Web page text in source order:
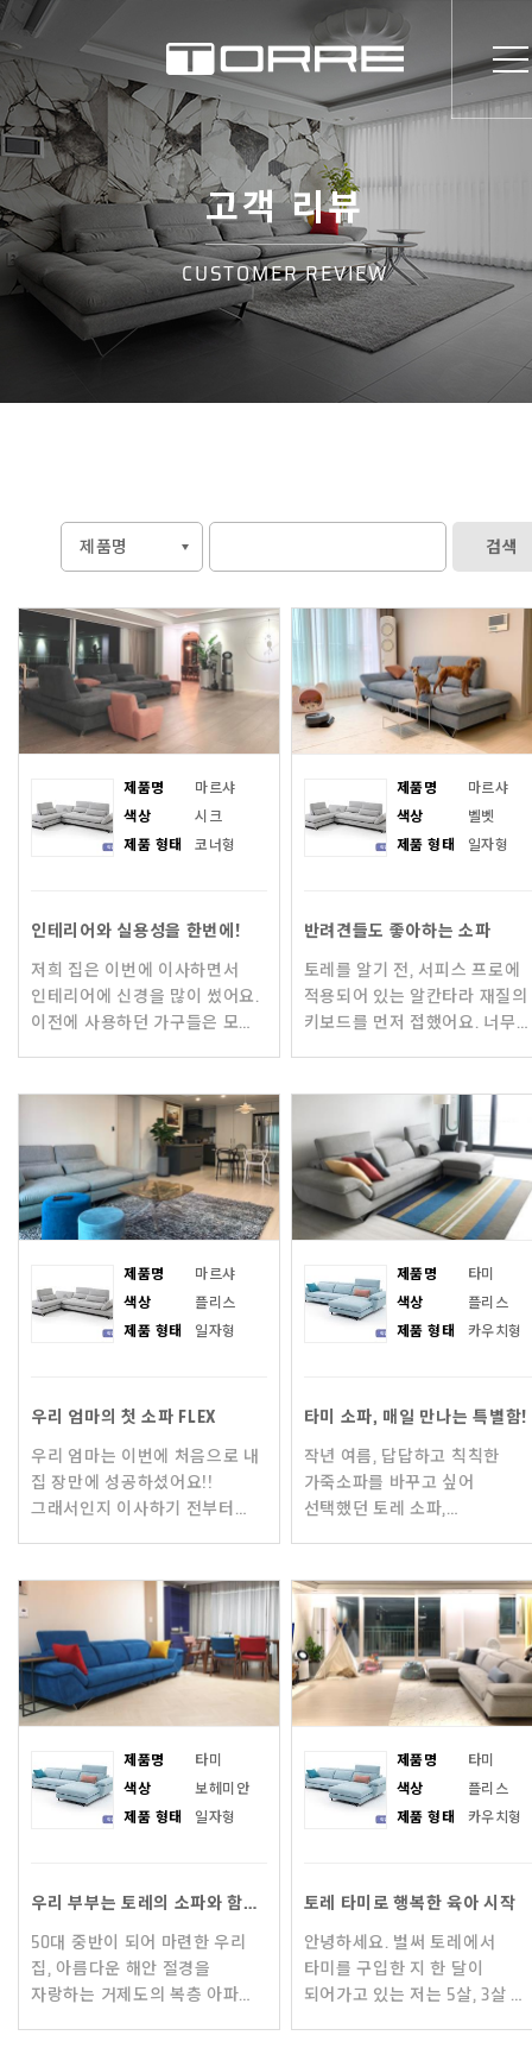
고객 리뷰
CUSTOMER REVIEW
검색
제품명
마르샤
색상
시크
제품 형태
코너형
인테리어와 실용성을 한번에!
저희 집은 이번에 이사하면서
인테리어에 신경을 많이 썼어요.
이전에 사용하던 가구들은 모두
많이 찾아다녔어요.
제품명
마르샤
색상
벨벳
제품 형태
일자형
반려견들도 좋아하는 소파
토레를 알기 전, 서피스 프로에
적용되어 있는 알칸타라 재질의
키보드를 먼저 접했어요. 너무
국내에서는 유일하게 토
제품명
마르샤
색상
플리스
제품 형태
일자형
우리 엄마의 첫 소파 FLEX
우리 엄마는 이번에 처음으로 내
집 장만에 성공하셨어요!!
그래서인지 이사하기 전부터
소파를 진짜 엄청 고민하셨어요.
제품명
타미
색상
플리스
제품 형태
카우치형
타미 소파, 매일 만나는 특별함!
작년 여름, 답답하고 칙칙한
가죽소파를 바꾸고 싶어
선택했던 토레 소파,
되었습니다. 소파선택에 있어
저희가 제일 원
제품명
타미
색상
보헤미안
제품 형태
일자형
우리 부부는 토레의 소파와 함께 오래도록 행복하리라 믿습니다.
50대 중반이 되어 마련한 우리
집, 아름다운 해안 절경을
자랑하는 거제도의 복층 아파트.
제품명
타미
색상
플리스
제품 형태
카우치형
토레 타미로 행복한 육아 시작
안녕하세요. 벌써 토레에서
타미를 구입한 지 한 달이
되어가고 있는 저는 5살, 3살 두